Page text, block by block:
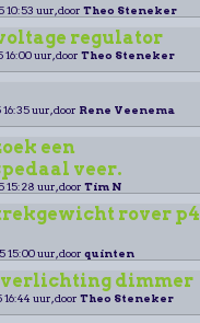
10:53 uur, door Theo Steneker
regulator
uur, door Theo Steneker
uur, door Rene Veenema
een
veer.
15:28 uur, door Tim N
rover p4
15:00 uur, door quinten
verlichting dimmer
uur, door Theo Steneker